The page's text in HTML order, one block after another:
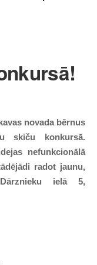
novada bērnus
skiču konkursā.
nefunkcionālā
radot jaunu,
ielā 5,